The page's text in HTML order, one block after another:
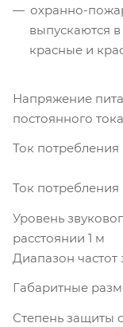
охранно-
выпускаются
красные и
Напряжение
постоянного тока
Ток потребления
Ток
Уровень
расстоянии 1 м
Диапазон частот
Габаритные
Степень защиты